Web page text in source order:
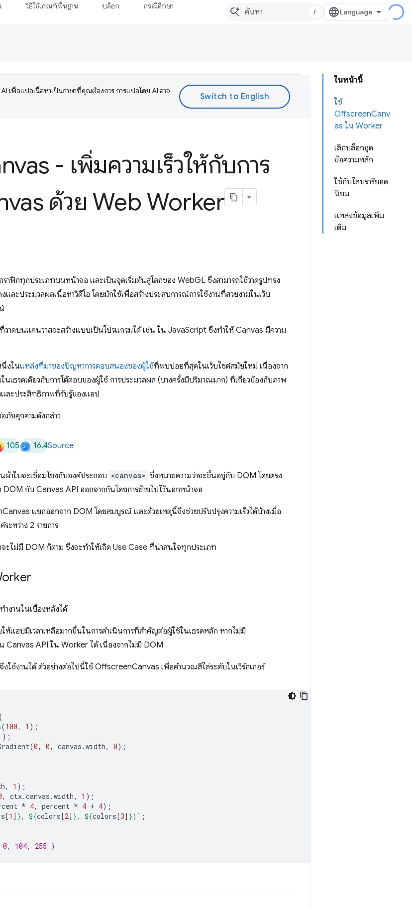
วิธีใช้เกณฑ์พื้นฐาน บล็อก กรณีศึกษา
/
ในหน้านี้
ใช้
OffscreenCanv
as ใน Worker
เลิกบล็อกชุด
ข้อความหลัก
ใช้กับไลบรารียอด
นิยม
แหล่งข้อมูลเพิ่ม
เติม
เพื่อแปลเนื้อหาเป็นภาษาที่คุณต้องการ การแปลโดย AI อาจ
- เพิ่มความเร็วให้กับการ
ด้วย Web Worker
ราฟิกทุกประเภทบนหน้าจอ และเป็นจุดเริ่มต้นสู่โลกของ WebGL ซึ่งสามารถใช้วาดรูปทรง
ะประมวลผลเนื้อหาวิดีโอ โดยมักใช้เพื่อสร้างประสบการณ์การใช้งานที่สวยงามในเว็บ
วาดบนแคนวาสจะสร้างแบบเป็นโปรแกรมได้ เช่น ใน JavaScript ซึ่งทำให้ Canvas มีความ
นึ่งในแหล่งที่มาของปัญหาการตอบสนองของผู้ใช้ที่พบบ่อยที่สุดในเว็บไซต์สมัยใหม่ เนื่องจาก
นเธรดเดียวกับการโต้ตอบของผู้ใช้ การประมวลผล (บางครั้งมีปริมาณมาก) ที่เกี่ยวข้องกับภาพ
ละประสิทธิภาพที่รับรู้ของแอป
ภัยคุกคามดังกล่าว
105 16.4Source
าใบจะเชื่อมโยงกับองค์ประกอบ <canvas> ซึ่งหมายความว่าจะขึ้นอยู่กับ DOM โดยตรง
กับ Canvas API ออกจากกันโดยการย้ายไปไว้นอกหน้าจอ
แยกออกจาก DOM โดยสมบูรณ์ และด้วยเหตุนี้จึงช่วยปรับปรุงความเร็วได้บ้างเมื่อ
ะหว่าง 2 รายการ
ไม่มี DOM ก็ตาม ซึ่งจะทำให้เกิด Use Case ที่น่าสนใจทุกประเภท
ำงานในเบื้องหลังได้
ให้แอปมีเวลาเหลือมากขึ้นในการดําเนินการที่สำคัญต่อผู้ใช้ในเธรดหลัก หากไม่มี
API ใน Worker ได้ เนื่องจากไม่มี DOM
ช้งานได้ ตัวอย่างต่อไปนี้ใช้ OffscreenCanvas เพื่อคํานวณสีไล่ระดับในเวิร์กเกอร์
(100, 1 );
);
(0, 0, canvas .width, 0);
, 1 );
, ctx.canvas .width, 1 );
* 4, percent * 4 + 4);
[1 ] }, ${colors[2] }, ${colors[3] })` ;
104, 255 )